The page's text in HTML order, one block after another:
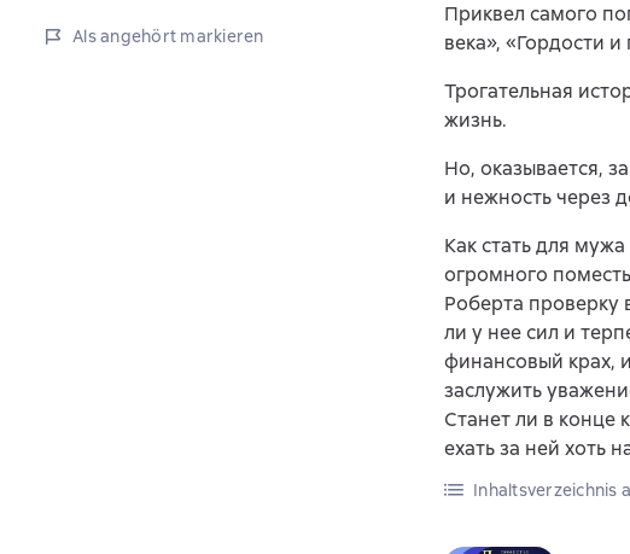
Als angehört markieren
Приквел самого
века», «Гордости
Трогательная
жизнь.
Но, оказывается,
и нежность через
Как стать для
огромного
Роберта проверку
ли у нее сил и
финансовый крах,
заслужить
Станет ли в конце
ехать за ней хоть
Inhaltsverzeichnis